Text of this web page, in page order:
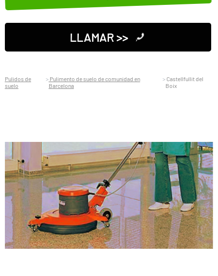
LLAMAR >>
Pulidos de
suelo
Pulimento de suelo de comunidad en
Barcelona
Castellfullit del
Boix